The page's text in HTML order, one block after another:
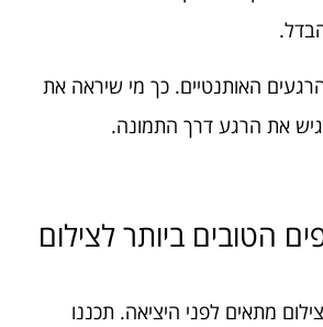
האותנטיים. כך מי שיראה את
את הרגע דרך התמונה.
הטובים ביותר לצילום
מתאים לפני היציאה. תכננו